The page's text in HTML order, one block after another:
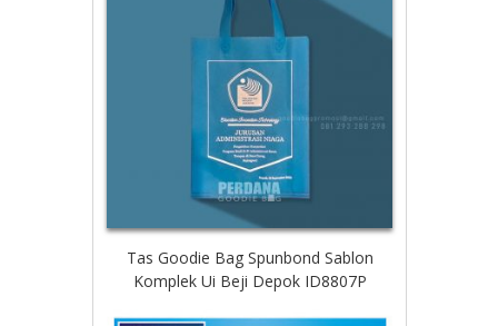
Tas Goodie Bag Spunbond Sablon
Komplek Ui Beji Depok ID8807P